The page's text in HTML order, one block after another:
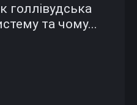
голлівудська
та чому...